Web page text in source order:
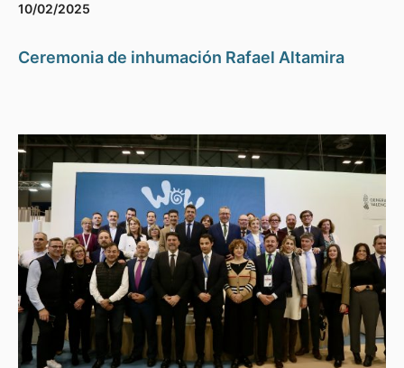
10/02/2025
Ceremonia de inhumación Rafael Altamira